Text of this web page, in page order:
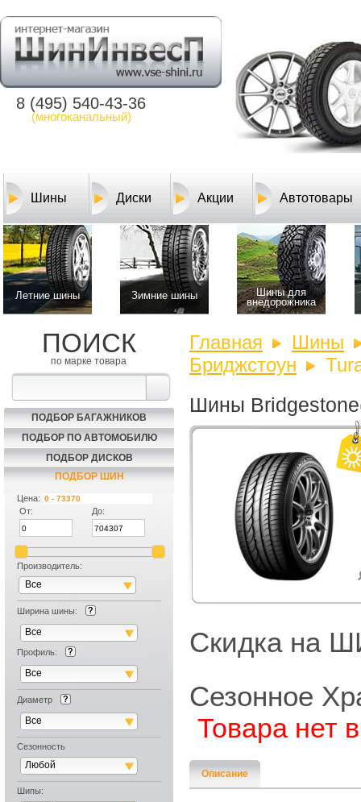
8 (495) 540-43-36
(многоканальный)
Шины Диски Акции Автотовары
Летние шины Зимние шины
Шины для
внедорожника
ПОИСК
по марке товара
ПОДБОР БАГАЖНИКОВ
ПОДБОР ПО АВТОМОБИЛЮ
ПОДБОР ДИСКОВ
ПОДБОР ШИН
Цена:
От:
До:
Производитель:
Все
Ширина шины:
Все
Профиль:
Все
Диаметр
Все
Сезонность
Любой
Шипы:
Главная
Шины
Бриджстоун
Шины
Скидка на
Сезонное
Товара нет
Описание